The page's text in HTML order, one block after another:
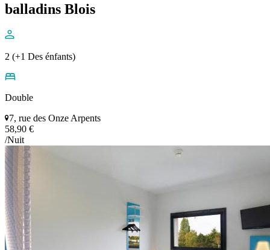
balladins Blois
2 (+1 Des énfants)
Double
7, rue des Onze Arpents
58,90 €
/Nuit